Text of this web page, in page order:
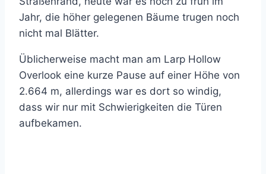
Jahr, die höher gelegenen Bäume trugen noch
nicht mal Blätter.
Üblicherweise macht man am Larp Hollow
Overlook eine kurze Pause auf einer Höhe von
2.664 m, allerdings war es dort so windig,
dass wir nur mit Schwierigkeiten die Türen
aufbekamen.